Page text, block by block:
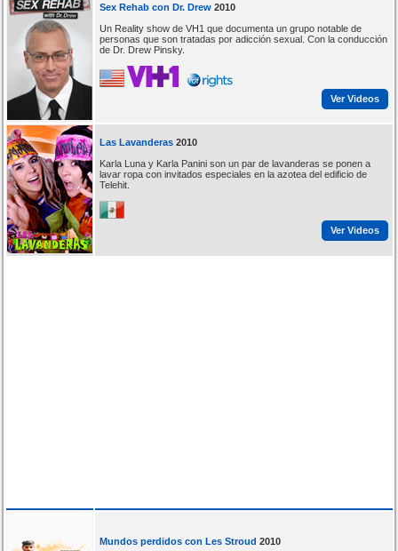
Sex Rehab con Dr. Drew 2010
Un Reality show de VH1 que documenta un grupo notable de
personas que son tratadas por adicción sexual. Con la conducción
de Dr. Drew Pinsky.
Ver Videos
Las Lavanderas 2010
Karla Luna y Karla Panini son un par de lavanderas se ponen a
lavar ropa con invitados especiales en la azotea del edificio de
Telehit.
Ver Videos
Mundos perdidos con Les Stroud 2010